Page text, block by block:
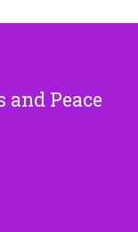
Peace